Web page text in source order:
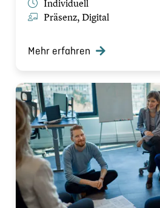
Individuell
Präsenz, Digital
Mehr erfahren